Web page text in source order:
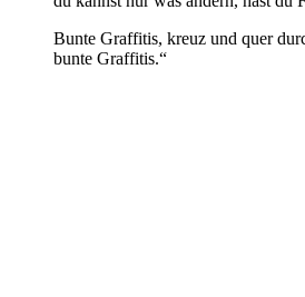
Bunte Graffitis, kreuz und quer
bunte Graffitis.“